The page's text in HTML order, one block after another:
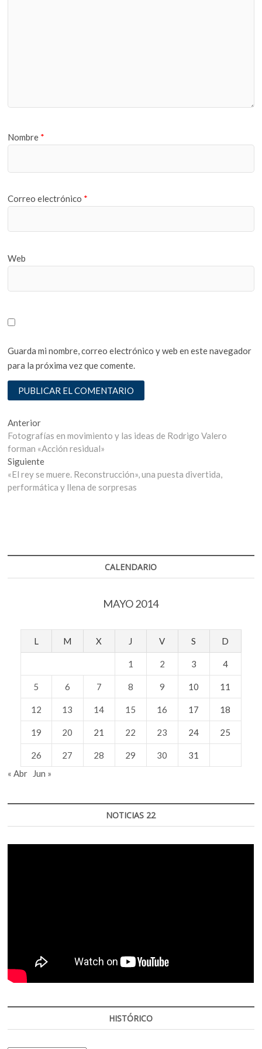
Nombre *
Correo electrónico *
Web
Guarda mi nombre, correo electrónico y web en este navegador
para la próxima vez que comente.
Navegación
de
entradas
AnteriorEntrada
anterior:
Fotografías en movimiento y las ideas de Rodrigo Valero
forman «Acción residual»
SiguienteEntrada
siguiente:
«El rey se muere. Reconstrucción», una puesta divertida,
performática y llena de sorpresas
CALENDARIO
MAYO 2014
L M X J V S D
1 2 3 4
5 6 7 8 9 10 11
12 13 14 15 16 17 18
19 20 21 22 23 24 25
26 27 28 29 30
31
« Abr
Jun »
NOTICIAS 22
HISTÓRICO